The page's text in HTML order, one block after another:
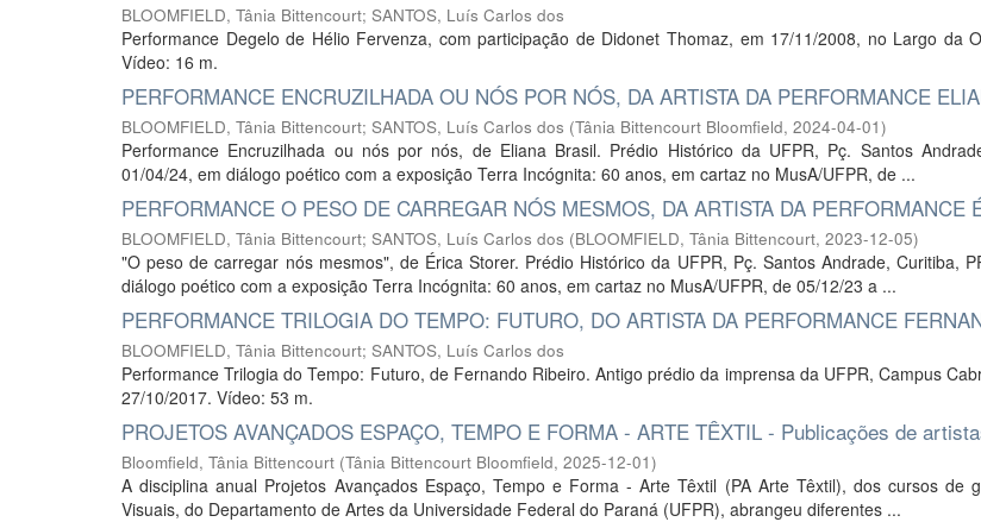
BLOOMFIELD, Tânia Bittencourt; SANTOS, Luís Carlos dos
Performance Degelo de Hélio Fervenza, com participação de Didonet Thomaz, em 17/11/2008, no Largo da
Vídeo: 16 m.
PERFORMANCE ENCRUZILHADA OU NÓS POR NÓS, DA ARTISTA DA PERFORMANCE
BLOOMFIELD, Tânia Bittencourt; SANTOS, Luís Carlos dos (Tânia Bittencourt Bloomfield, 2024-04-01)
Performance Encruzilhada ou nós por nós, de Eliana Brasil. Prédio Histórico da UFPR, Pç. Santos
01/04/24, em diálogo poético com a exposição Terra Incógnita: 60 anos, em cartaz no MusA/UFPR, de ...
PERFORMANCE O PESO DE CARREGAR NÓS MESMOS, DA ARTISTA DA PERFORMANCE
BLOOMFIELD, Tânia Bittencourt; SANTOS, Luís Carlos dos (BLOOMFIELD, Tânia Bittencourt, 2023-12-05)
"O peso de carregar nós mesmos", de Érica Storer. Prédio Histórico da UFPR, Pç. Santos Andrade, Curitiba,
diálogo poético com a exposição Terra Incógnita: 60 anos, em cartaz no MusA/UFPR, de 05/12/23 a ...
PERFORMANCE TRILOGIA DO TEMPO: FUTURO, DO ARTISTA DA PERFORMANCE
BLOOMFIELD, Tânia Bittencourt; SANTOS, Luís Carlos dos
Performance Trilogia do Tempo: Futuro, de Fernando Ribeiro. Antigo prédio da imprensa da UFPR, Campus
27/10/2017. Vídeo: 53 m.
PROJETOS AVANÇADOS ESPAÇO, TEMPO E FORMA - ARTE TÊXTIL - Publicações de
Bloomfield, Tânia Bittencourt (Tânia Bittencourt Bloomfield, 2025-12-01)
A disciplina anual Projetos Avançados Espaço, Tempo e Forma - Arte Têxtil (PA Arte Têxtil), dos cursos de
Visuais, do Departamento de Artes da Universidade Federal do Paraná (UFPR), abrangeu diferentes ...